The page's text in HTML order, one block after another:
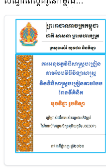
អន្តរជាតិ(PISA) ស្តីពីរង្វាយតម្លៃ
លទ្ធផលសិក្សារបស់សិស្ស ផ្នែក
វិទ្យាសាស្ត្រ ជីវវិទ្យា ថ្នាក់ទី ៧